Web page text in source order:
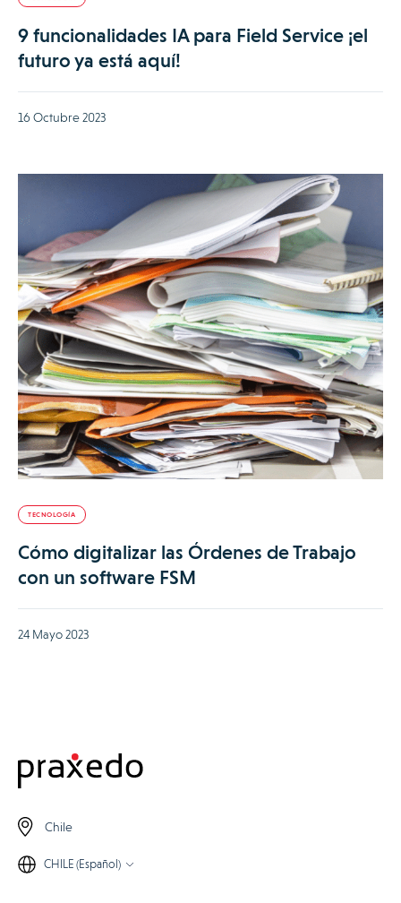
9 funcionalidades IA para Field Service ¡el
futuro ya está aquí!
16 Octubre 2023
TECNOLOGÍA
Cómo digitalizar las Órdenes de Trabajo
con un software FSM
24 Mayo 2023
Chile
CHILE (Español)